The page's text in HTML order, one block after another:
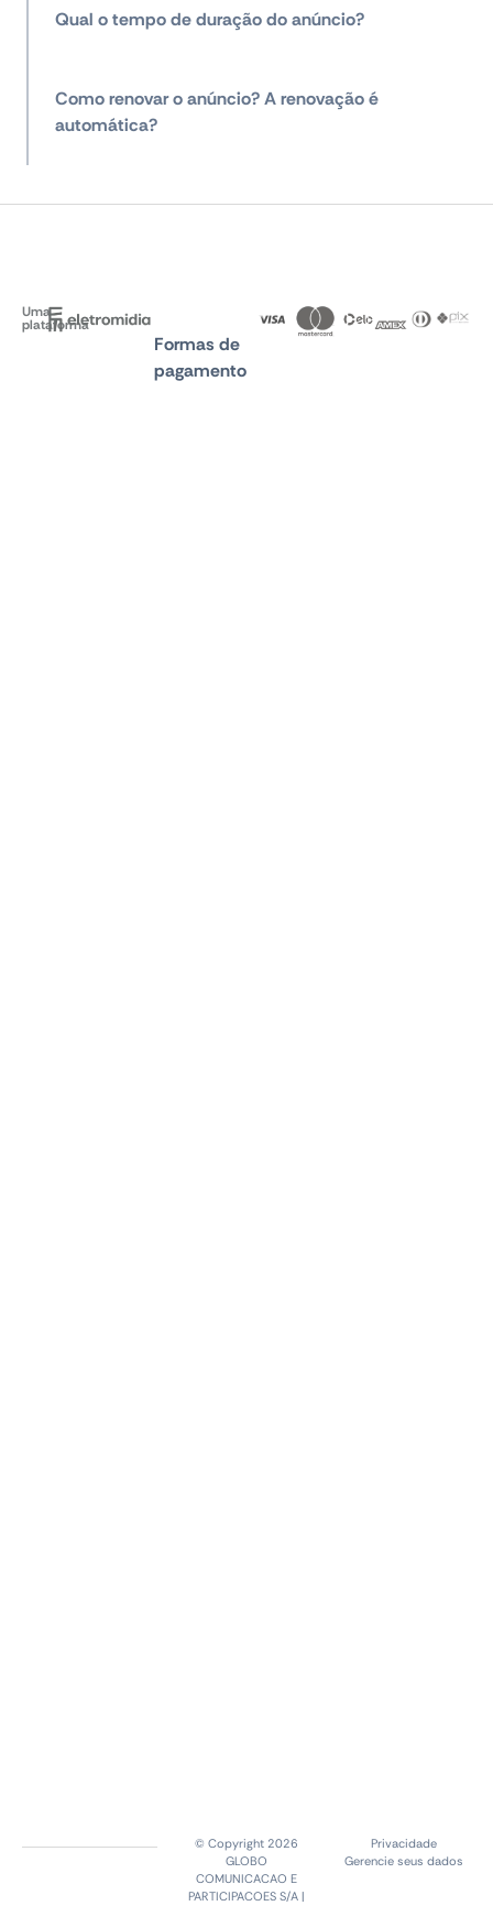
Qual o tempo de duração do anúncio?
Como renovar o anúncio? A renovação é
automática?
Uma
plataforma
Formas de
pagamento
© Copyright 2026
GLOBO
COMUNICACAO E
PARTICIPACOES S/A |
Privacidade
Gerencie seus dados